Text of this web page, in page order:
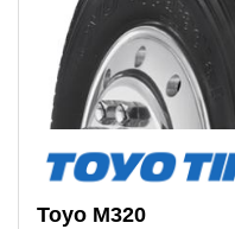
Toyo M320